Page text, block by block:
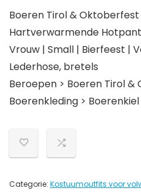
Boeren Tirol & Oktoberfest
Hartverwarmende
Vrouw | Small | Bierfeest |
Lederhose, bretels
Beroepen > Boeren Tirol &
Boerenkleding > Boerenkiel
Categorie: Kostuumoutfits voor